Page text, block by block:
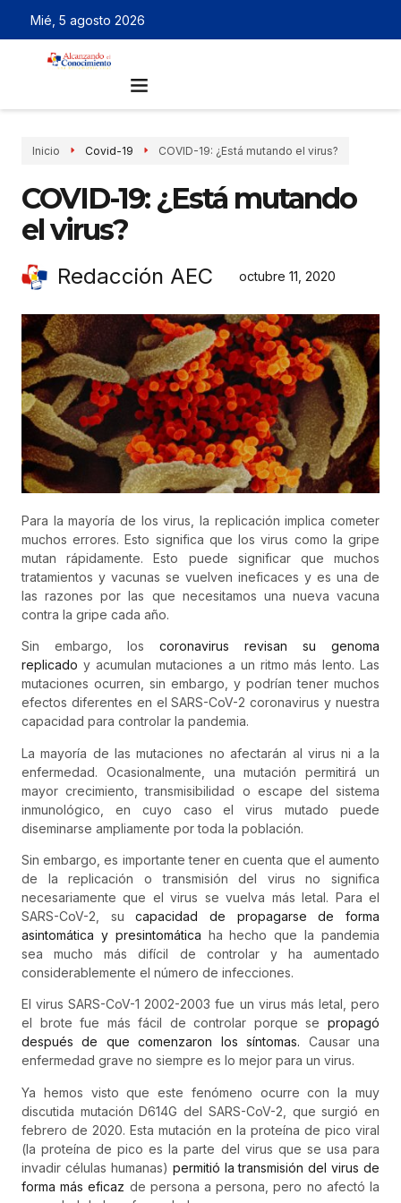
Mié, 5 agosto 2026
Inicio Covid-19 COVID-19: ¿Está mutando el virus?
COVID-19: ¿Está mutando
el virus?
Redacción AEC octubre 11, 2020
Para la mayoría de los virus, la replicación implica cometer
muchos errores. Esto significa que los virus como la gripe
mutan rápidamente. Esto puede significar que muchos
tratamientos y vacunas se vuelven ineficaces y es una de
las razones por las que necesitamos una nueva vacuna
contra la gripe cada año.
Sin embargo, los coronavirus revisan su genoma
replicado y acumulan mutaciones a un ritmo más lento. Las
mutaciones ocurren, sin embargo, y podrían tener muchos
efectos diferentes en el SARS-CoV-2coronavirus y nuestra
capacidad para controlar la pandemia.
La mayoría de las mutaciones no afectarán al virus ni a la
enfermedad. Ocasionalmente, una mutación permitirá un
mayor crecimiento, transmisibilidad o escape del sistema
inmunológico, en cuyo caso el virus mutado puede
diseminarse ampliamente por toda la población.
Sin embargo, es importante tener en cuenta que el aumento
de la replicación o transmisión del virus no significa
necesariamente que el virus se vuelva más letal. Para el
SARS-CoV-2, sucapacidad de propagarse de forma
asintomática y presintomática ha hecho que la pandemia
sea mucho más difícil de controlar y ha aumentado
considerablemente el número de infecciones.
El virus SARS-CoV-1 2002-2003 fue un virus más letal, pero
el brote fue más fácil de controlar porque se propagó
después de que comenzaron los síntomas. Causar una
enfermedad grave no siempre es lo mejor para un virus.
Ya hemos visto que este fenómeno ocurre con la muy
discutida mutación D614G del SARS-CoV-2, que surgió en
febrero de 2020. Esta mutación en la proteína de pico viral
(la proteína de pico es la parte del virus que se usa para
invadir células humanas) permitió la transmisión del virus de
forma más eficaz de persona a persona, pero no afectó la